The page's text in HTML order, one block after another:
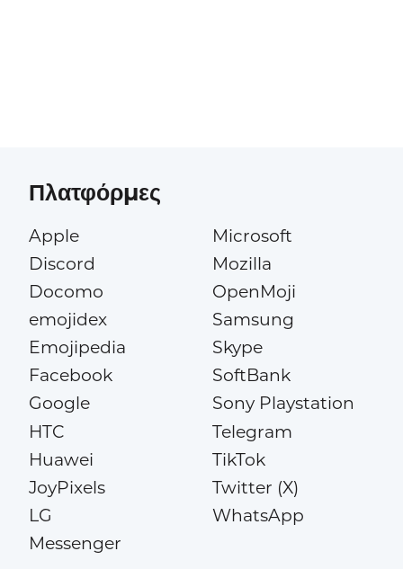
Πλατφόρμες
Apple
Discord
Docomo
emojidex
Emojipedia
Facebook
Google
HTC
Huawei
JoyPixels
LG
Messenger
Microsoft
Mozilla
OpenMoji
Samsung
Skype
SoftBank
Sony Playstation
Telegram
TikTok
Twitter (X)
WhatsApp